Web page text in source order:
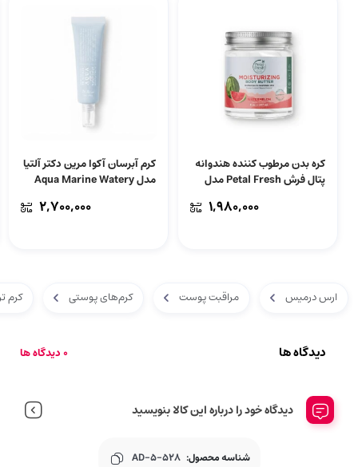
کره بدن مرطوب کننده هندوانه
پتال فرش Petal Fresh مدل
۱,۹۸۰,۰۰۰
کرم آبرسان آکوا مرین دکتر آلتیا
مدل Aqua Marine Watery
۲,۷۰۰,۰۰۰
ارس درمیس مراقبت پوست کرم‌های پوستی کرم
دیدگاه ها 0 دیدگاه ها
دیدگاه خود را درباره این کالا بنویسید
شناسه محصول: AD-5-528